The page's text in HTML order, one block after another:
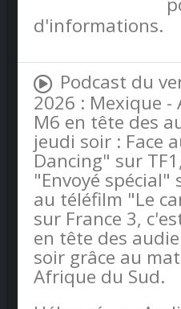
d'informations.
Podcast du
2026 : Mexique
M6 en tête des
jeudi soir : Face
Dancing" sur
"Envoyé spécial"
au téléfilm "Le
sur France 3,
en tête des
soir grâce au
Afrique du Sud.